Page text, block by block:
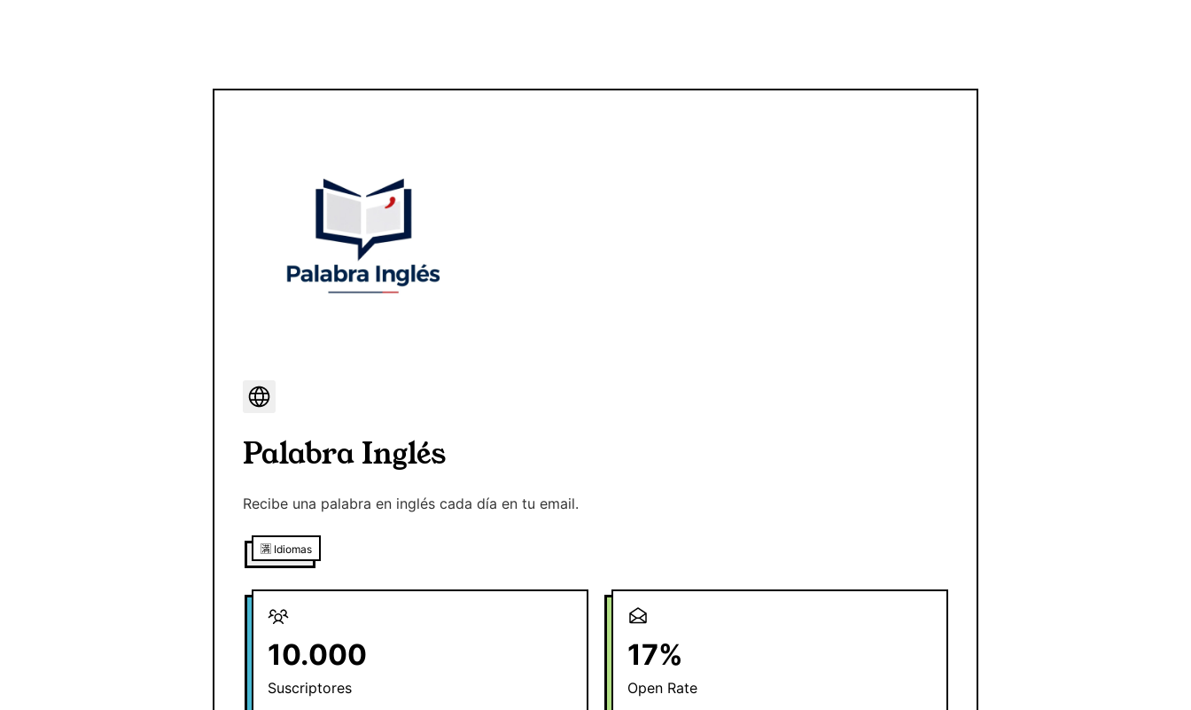
Palabra Inglés
Recibe una palabra en inglés cada día en tu email.
🈵 Idiomas
10.000
Suscriptores
17%
Open Rate